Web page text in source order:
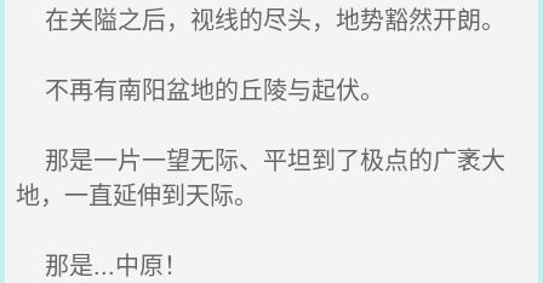
在关隘之后，视线的尽头，地势豁然开朗。
不再有南阳盆地的丘陵与起伏。
那是一片一望无际、平坦到了极点的广袤大
地，一直延伸到天际。
那是...中原！